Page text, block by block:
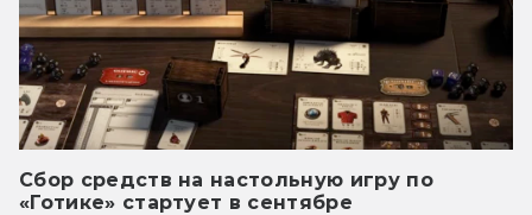
Сбор средств на настольную игру по
«Готике» стартует в сентябре